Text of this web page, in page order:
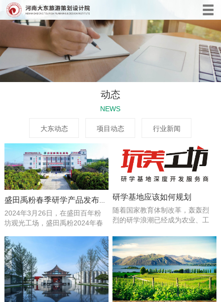
动态
NEWS
大东动态 项目动态 行业新闻
盛田禹粉春季研学产品发布会圆满成功
2024年3月26日，在盛田百年粉
坊观光工场，盛田禹粉2024年春
布会主题是：品禹粉盛宴，打七
彩凉粉。盛田农业是中国粉条行
业首家中华老字号企业，是禹州
粉条制作技艺非物质文化遗产传
承企业，是河南省中小学专项性
社会实践教育基地，是国家3A级
研学基地应该如何规划
随着国家教育体制改革，轰轰烈
烈的研学浪潮已经成为农业、工
级的一缕曙光。然而，研学基地
如何规划，才能正确迎合巨大的
研学市场？这一直是众多产业基
地老总的困惑。作为国内专注产
业观光旅游的设计院，大东旅规
院和旗下的玩美工坊研学基地运
营公司在研学基地开发规划与研